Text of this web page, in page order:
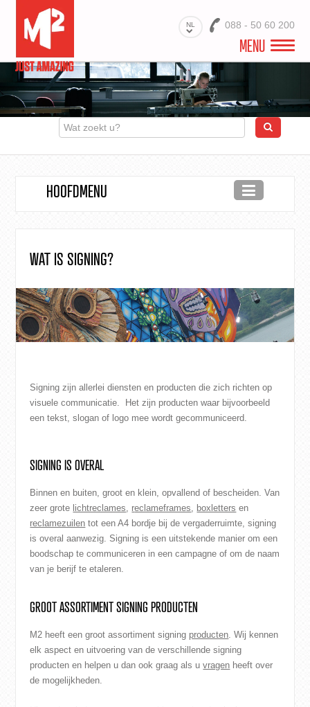
NL 088 - 50 60 200
MENU
WELKOM
BRANCHES
MATERIALEN
OVER ONS
CONTACT
HOOFDMENU
WAT IS SIGNING?
Signing zijn allerlei diensten en producten die zich richten op
visuele communicatie. Het zijn producten waar bijvoorbeeld
een tekst, slogan of logo mee wordt gecommuniceerd.
SIGNING IS OVERAL
Binnen en buiten, groot en klein, opvallend of bescheiden. Van
zeer grote lichtreclames, reclameframes, boxletters en
reclamezuilen tot een A4 bordje bij de vergaderruimte, signing
is overal aanwezig. Signing is een uitstekende manier om een
boodschap te communiceren in een campagne of om de naam
van je berijf te etaleren.
GROOT ASSORTIMENT SIGNING PRODUCTEN
M2 heeft een groot assortiment signing producten. Wij kennen
elk aspect en uitvoering van de verschillende signing
producten en helpen u dan ook graag als uvragen heeft over
de mogelijkheden.